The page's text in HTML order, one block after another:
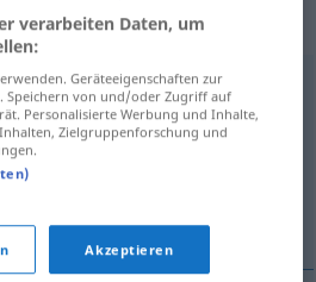
: masculino y femenino
anklicken/antippen)
verarbeiten Daten, um
Geräteeigenschaften zur
von und/oder Zugriff auf
Personalisierte Werbung und Inhalte,
Zielgruppenforschung und
Akzeptieren